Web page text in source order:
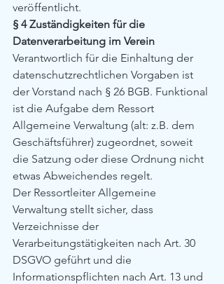
veröffentlicht.
§ 4 Zuständigkeiten für die
Datenverarbeitung im Verein
Verantwortlich für die Einhaltung der
datenschutzrechtlichen Vorgaben ist
der Vorstand nach § 26 BGB. Funktional
ist die Aufgabe dem Ressort
Allgemeine Verwaltung (alt: z.B. dem
Geschäftsführer) zugeordnet, soweit
die Satzung oder diese Ordnung nicht
etwas Abweichendes regelt.
Der Ressortleiter Allgemeine
Verwaltung stellt sicher, dass
Verzeichnisse der
Verarbeitungstätigkeiten nach Art. 30
DSGVO geführt und die
Informationspflichten nach Art. 13 und